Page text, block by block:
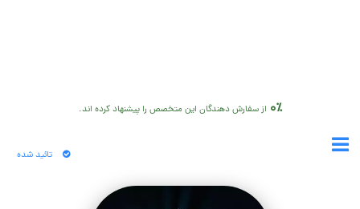
0٪ از سفارش دهندگان این متخصص را پیشنهاد کرده اند.
تائید شده